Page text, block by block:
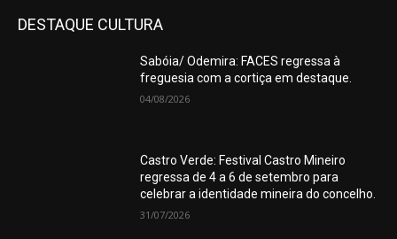
DESTAQUE CULTURA
Sabóia/ Odemira: FACES regressa à
freguesia com a cortiça em destaque.
04/08/2026
Castro Verde: Festival Castro Mineiro
regressa de 4 a 6 de setembro para
celebrar a identidade mineira do concelho.
31/07/2026